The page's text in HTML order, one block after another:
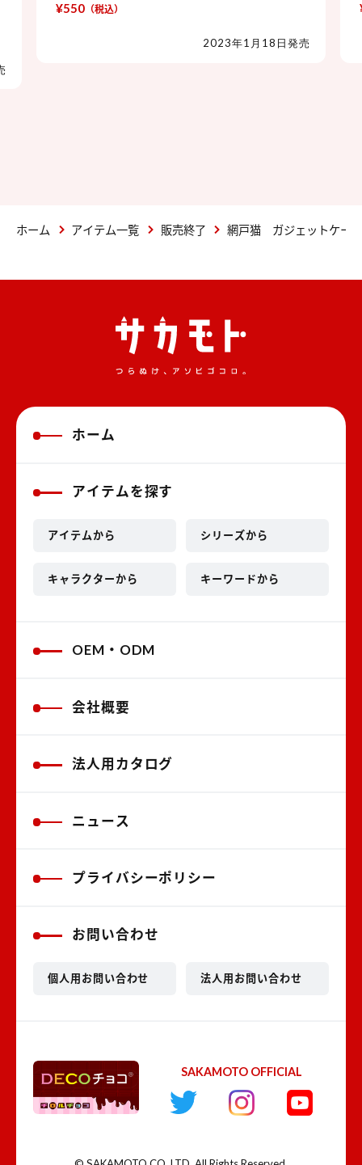
ラッキーマヨネーズ 缶入りクリップ
¥550 （税込）
2023年1月18日発売
ホーム アイテム一覧 販売終了 網戸猫 ガジェットケー
ホーム
アイテムを探す
アイテムから シリーズから
キャラクターから キーワードから
OEM・ODM
会社概要
法人用カタログ
ニュース
プライバシーポリシー
お問い合わせ
個人用お問い合わせ 法人用お問い合わせ
SAKAMOTO OFFICIAL